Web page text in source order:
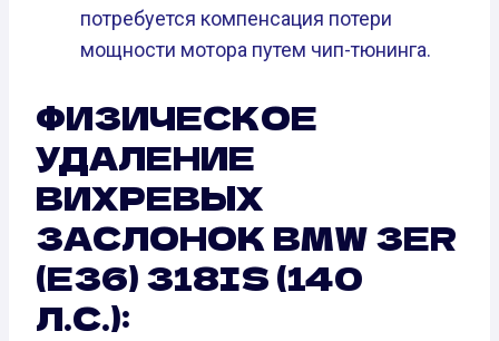
потребуется компенсация потери
мощности мотора путем чип-тюнинга.
ФИЗИЧЕСКОЕ
УДАЛЕНИЕ
ВИХРЕВЫХ
ЗАСЛОНОК BMW 3ER
(E36) 318IS (140
Л.С.):